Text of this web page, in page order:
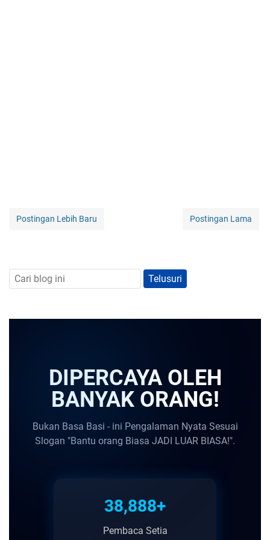
Postingan Lebih Baru Postingan Lama
DIPERCAYA OLEH
BANYAK ORANG!
Bukan Basa Basi - ini Pengalaman Nyata Sesuai
Slogan "Bantu orang Biasa JADI LUAR BIASA!".
38,888+
Pembaca Setia